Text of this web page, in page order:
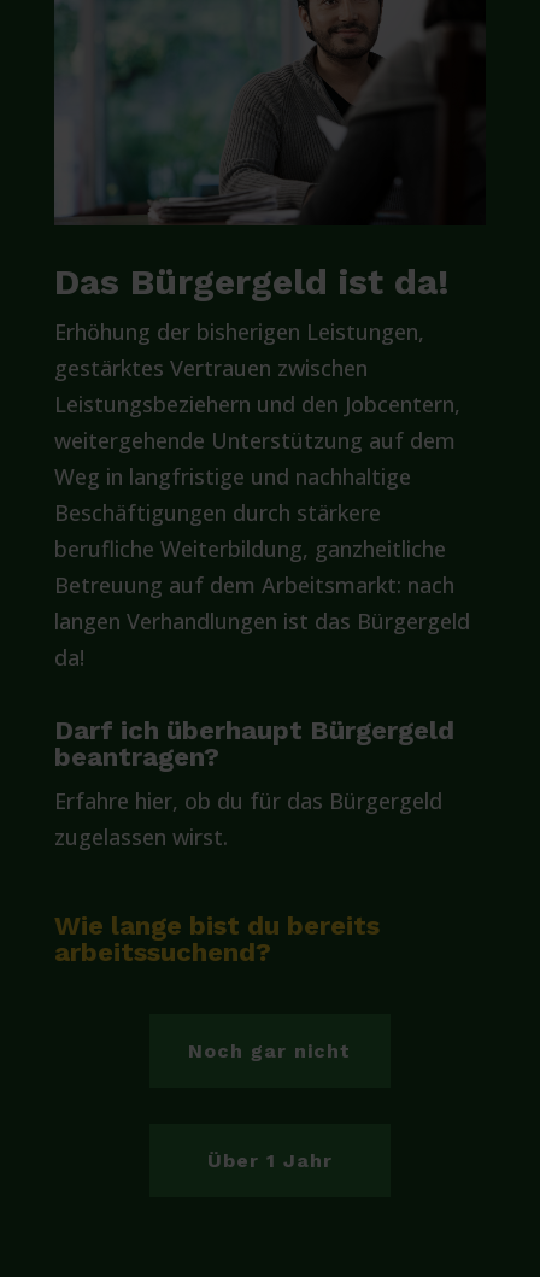
Das Bürgergeld ist da!
Erhöhung der bisherigen Leistungen,
gestärktes Vertrauen zwischen
Leistungsbeziehern und den Jobcentern,
weitergehende Unterstützung auf dem
Weg in langfristige und nachhaltige
Beschäftigungen durch stärkere
berufliche Weiterbildung, ganzheitliche
Betreuung auf dem Arbeitsmarkt: nach
langen Verhandlungen ist das Bürgergeld
da!
Darf ich überhaupt Bürgergeld
beantragen?
Erfahre hier, ob du für das Bürgergeld
zugelassen wirst.
Wie lange bist du bereits
arbeitssuchend?
Noch gar nicht
Über 1 Jahr